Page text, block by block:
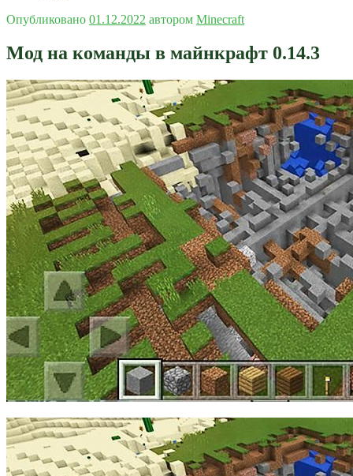
Опубликовано 01.12.2022 автором Minecraft
Мод на команды в майнкрафт 0.14.3